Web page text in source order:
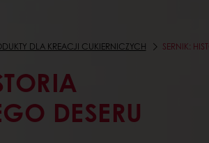
DLA KREACJI CUKIERNICZYCH SERNIK:
DESERU